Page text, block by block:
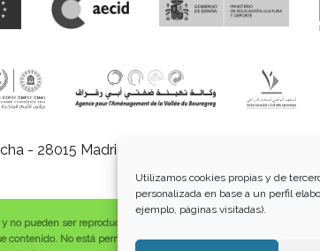
Utilizamos cookies propias y de
personalizada en base a un perfil
ejemplo, páginas visitadas).
- 28015 Madrid |
pueden ser reproducidos, distribuidos, transmitidos, exhibidos,
No está permitido borrar o alterar ninguna marca,